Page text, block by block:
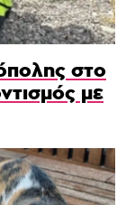
στο
με